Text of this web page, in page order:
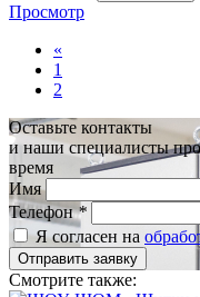
Просмотр
«
1
2
Оставьте контакты
и наши специалисты
время
Имя
Телефон*
Я согласен на
Отправить заявку
Смотрите также: